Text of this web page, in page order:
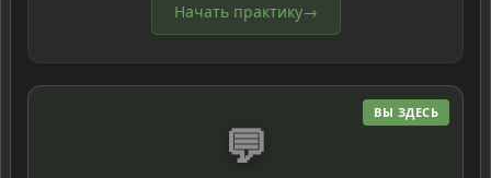
Начать практику→
ВЫ ЗДЕСЬ
💬